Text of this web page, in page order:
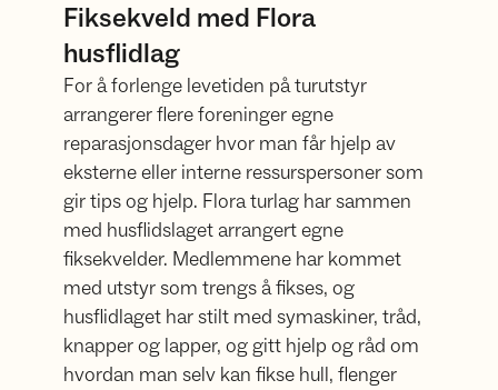
Fiksekveld med Flora
husflidlag
For å forlenge levetiden på turutstyr
arrangerer flere foreninger egne
reparasjonsdager hvor man får hjelp av
eksterne eller interne ressurspersoner som
gir tips og hjelp. Flora turlag har sammen
med husflidslaget arrangert egne
fiksekvelder. Medlemmene har kommet
med utstyr som trengs å fikses, og
husflidlaget har stilt med symaskiner, tråd,
knapper og lapper, og gitt hjelp og råd om
hvordan man selv kan fikse hull, flenger